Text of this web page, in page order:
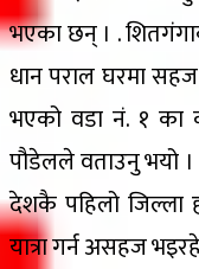
भएका छन् । .
धान पराल घरमा
भएको वडा नं. १ का
पौडेलले वताउनु भयो ।
देशकै पहिलो जिल्ला
यात्रा गर्न असहज